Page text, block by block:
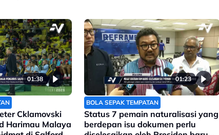
01:38
Cklamovski
Harimau Malaya
01:23
BOLA SEPAK TEMPATAN
Status 7 pemain naturalisasi yang
berdepan isu dokumen perlu